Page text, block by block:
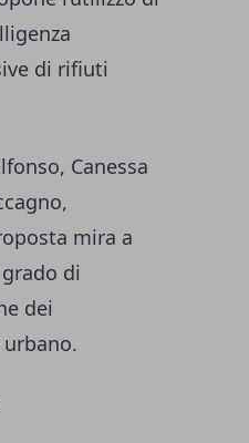
di rifiuti
Canessa
mira a
di
dei